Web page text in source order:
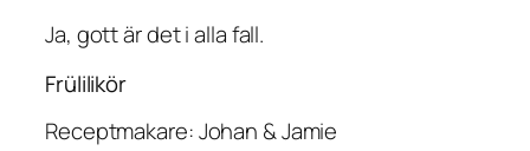
Ja, gott är det i alla fall.
Frülilikör
Receptmakare: Johan & Jamie